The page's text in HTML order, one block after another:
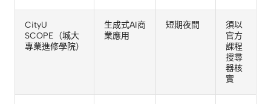
CityU
SCOPE（城大
專業進修學院）
生成式AI商
業應用
短期夜間
須以
官方
課程
搜尋
器核
實